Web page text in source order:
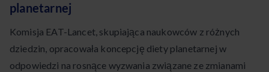
planetarnej
Komisja EAT-Lancet, skupiająca naukowców z różnych
dziedzin, opracowała koncepcję diety planetarnej w
odpowiedzi na rosnące wyzwania związane ze zmianami